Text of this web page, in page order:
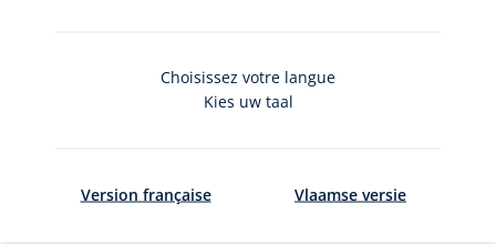
Choisissez votre langue
Kies uw taal
Version française Vlaamse versie